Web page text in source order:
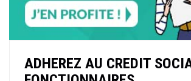
ADHEREZ AU CREDIT